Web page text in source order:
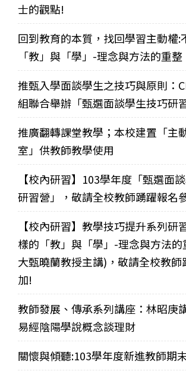
士的觀點!
回到教育的本質，找回學習主動權:
「教」與「學」-理念與方法的重整
推甄入學面談學生之技巧與原則：
組聯合舉辦「甄選面談學生技巧研
推廣翻轉課堂教學；本校建置「主
室」供教師教學使用
【校內研習】103學年度「甄選面
研習營」，敬請全校教師踴躍報名
【校內研習】教學技巧提升系列研
樣的「教」與「學」-理念與方法
大甄曉蘭教授主講)，敬請全校教師
加!
教師發展、傳承系列講座：林昭庚
易經陰陽學說概念談理財
關懷與傾聽:103學年度新進教師期